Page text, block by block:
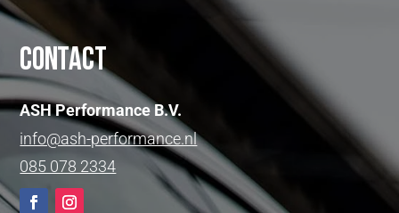
Contact
ASH Performance B.V.
info@ash-performance.nl
085 078 2334